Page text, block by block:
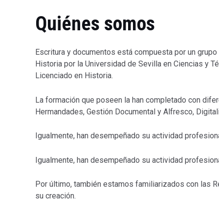
Quiénes somos
Escritura y documentos está compuesta por un
Historia por la Universidad de Sevilla en Ciencias y
Licenciado en Historia.
La formación que poseen la han completado con
Hermandades, Gestión Documental y Alfresco,
Igualmente, han desempeñado su actividad
Igualmente, han desempeñado su actividad
Por último, también estamos familiarizados con las
su creación.